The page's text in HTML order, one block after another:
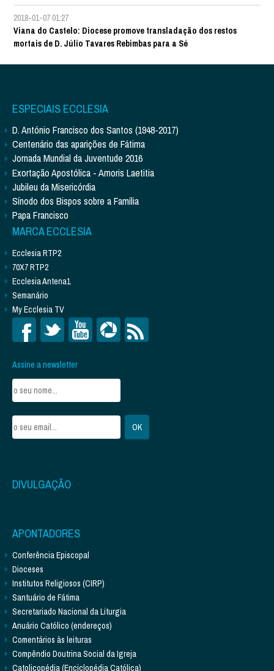
2018-01-07 01:27
Viana do Castelo: Diocese promove transladação dos restos
mortais de D. Júlio Tavares Rebimbas para a Sé
ESPECIAIS ECCLESIA
D. António Francisco dos Santos (1948-2017)
Centenário das aparições de Fátima
Jornada Mundial da Juventude 2016
Exortação Apostólica - Amoris Laetitia
Jubileu da Misericórdia
Sínodo dos Bispos sobre a Família
Papa Francisco
MARCA ECCLESIA
Ecclesia RTP2
70X7 RTP2
Ecclesia Antena1
Semanário
My Ecclesia TV
Assine a newsletter
DIVULGAÇÃO
APONTADORES
Conferência Episcopal
Dioceses
Institutos Religiosos (CIRP)
Santuário de Fátima
Secretariado Nacional da Liturgia
Anuário Católico (endereços)
Comentários às leituras
Compêndio Doutrina Social da Igreja
Catolicopédia (Enciclopédia Católica)